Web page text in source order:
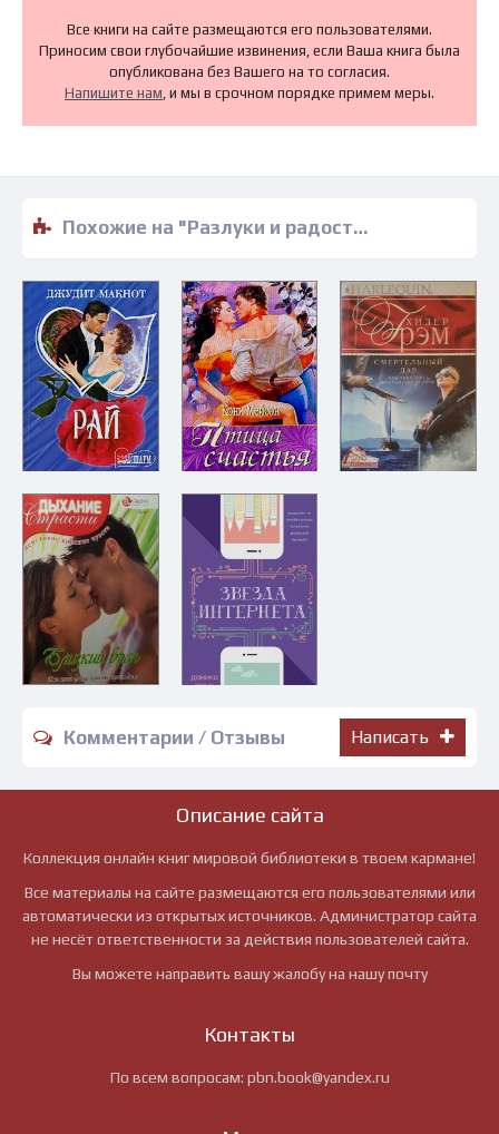
Все книги на сайте размещаются его пользователями.
Приносим свои глубочайшие извинения, если Ваша книга была
опубликована без Вашего на то согласия.
Напишите нам , и мы в срочном порядке примем меры.
Похожие на "Разлуки и радости Роуз - Изабель Вульф" книги читать бесплатно полные версии
Комментарии / Отзывы Написать
Описание сайта
Коллекция онлайн книг мировой библиотеки в твоем кармане!
Все материалы на сайте размещаются его пользователями или
автоматически из открытых источников. Администратор сайта
не несёт ответственности за действия пользователей сайта.
Вы можете направить вашу жалобу на нашу почту
Контакты
По всем вопросам: pbn.book@yandex.ru